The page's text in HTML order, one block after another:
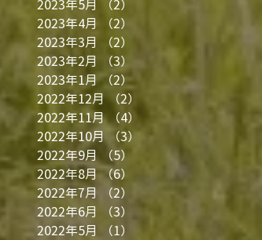
2023年5月
（2）
2件の記事
2023年4月
（2）
2023年3月
（2）
2件の記事
2023年2月
（3）
2023年1月（2）2件の記事
2022年12月（2）
2件の記事
2022年11月（4） 4件の記事
2022年10月
（3）
3件の記事
2022年9月
（5）
5件の記事
2022年8月 （6）
6件の記事
2022年7月
（2）
2022年6月
（3）
2022年5月
（1）